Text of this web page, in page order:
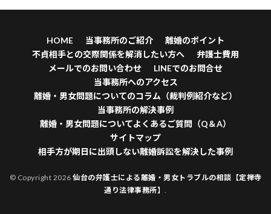
HOME 当事務所のご紹介
離婚のポイント
不貞相手との交際関係を解消したい方へ
弁護士費用
メールでのお問い合わせ
LINEでのお問合せ
当事務所へのアクセス
離婚・男女問題についてのコラム（裁判例紹介など）
当事務所の解決事例
離婚・男女問題についてよくあるご質問（Q＆A）
サイトマップ
相手方が期日に出頭しない離婚訴訟を解決した事例
© Copyright 2026 仙台の弁護士による離婚・男女トラブルの相談【定禅寺
通り法律事務所】.